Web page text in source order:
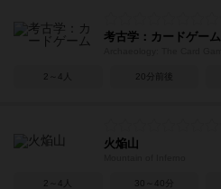
考古学：カードゲーム
2～4人 20分前後
火焔山
2～4人 30～40分